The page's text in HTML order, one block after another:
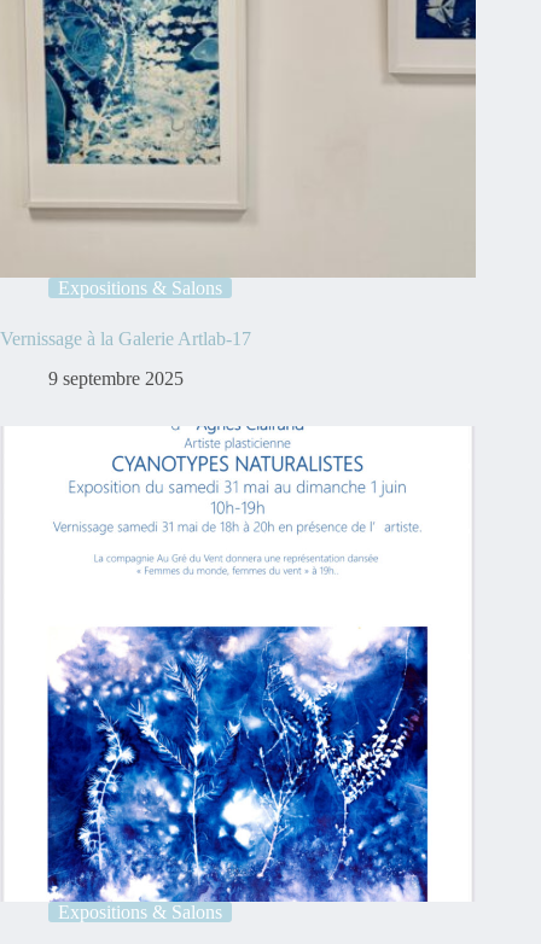
Expositions & Salons
Vernissage à la Galerie Artlab-17
9 septembre 2025
Expositions & Salons